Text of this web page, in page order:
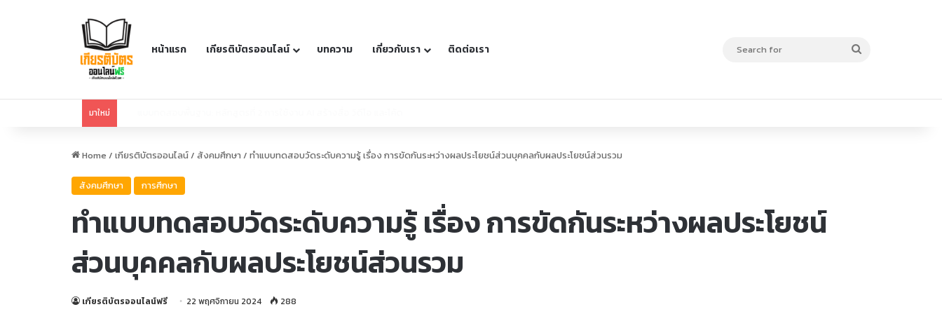
หน้าแรก เกียรติบัตรออนไลน์ บทความ เกี่ยวกับเรา ติดต่อเรา
Search
มาใหม่
Home / เกียรติบัตรออนไลน์/ สังคมศึกษา / ทำแบบทดสอบวัดระดับความรู้ เรื่อง การขัดกันระหว่างผลประโยชน์ส่วนบุคคลกับผลประโยชน์ส่วนรวม
สังคมศึกษา การศึกษา
ทำแบบทดสอบวัดระดับความรู้ เรื่อง การขัดกันระหว่างผลประโยชน์
ส่วนบุคคลกับผลประโยชน์ส่วนรวม
เกียรติบัตรออนไลน์ฟรี 22 พฤศจิกายน 2024 288